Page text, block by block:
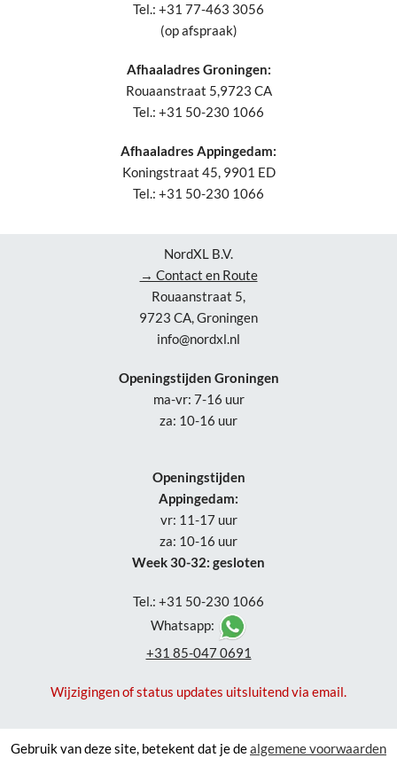
Tel.: +31 77-463 3056
(op afspraak)
Afhaaladres Groningen:
Rouaanstraat 5,9723 CA
Tel.: +31 50-230 1066
Afhaaladres Appingedam:
Koningstraat 45, 9901 ED
Tel.: +31 50-230 1066
NordXL B.V.
→ Contact en Route
Rouaanstraat 5,
9723 CA, Groningen
info@nordxl.nl
Openingstijden Groningen
ma-vr: 7-16 uur
za: 10-16 uur
Openingstijden
Appingedam:
vr: 11-17 uur
za: 10-16 uur
Week 30-32: gesloten
Tel.: +31 50-230 1066
Whatsapp:
+31 85-047 0691
Wijzigingen of status updates uitsluitend via email.
Gebruik van deze site, betekent dat je dealgemene voorwaarden